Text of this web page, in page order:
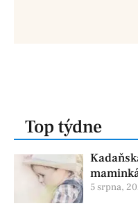
Top týdne
už před
5 srpna,